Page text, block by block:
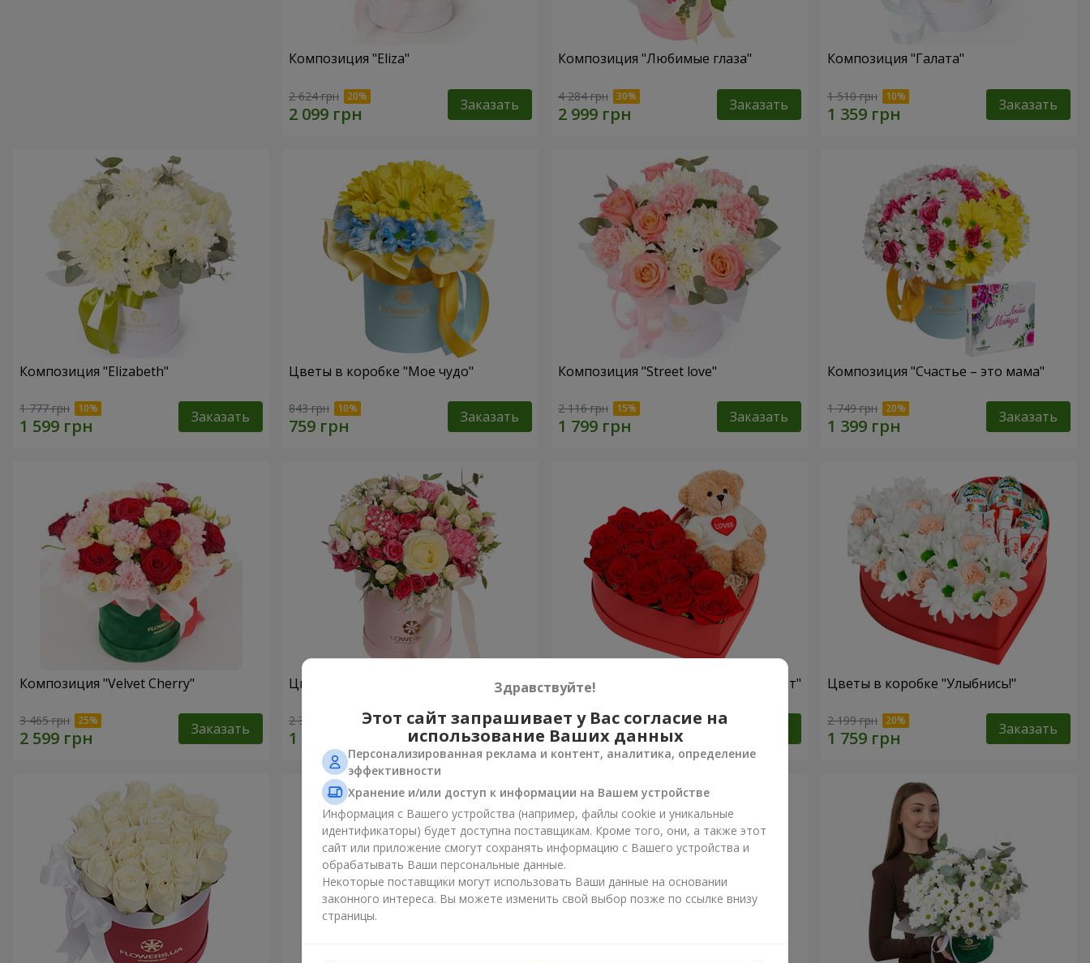
Композиция "Eliza"
2 624 грн Заказать
Композиция "Любимые глаза"
4 284 грн Заказать
Композиция "Галата"
1 510 грн Заказать
Композиция "Elizabeth"
1 777 грн Заказать
Цветы в коробке "Мое чудо"
843 грн Заказать
Композиция "Street love"
2 116 грн Заказать
Композиция "Счастье – это мама"
1 749 грн Заказать
Композиция "Velvet Cherry"
3 465 грн Заказать
Цветы в коробке "Помпадур"
2 374 грн Заказать
Композиция "Трогательный презент"
2 399 грн
Цветы в коробке "Улыбнись!"
2 199 грн Заказать
Здравствуйте!
Этот сайт запрашивает у Вас согласие на
использование Ваших данных
Персонализированная реклама и контент, аналитика, определение
эффективности
Хранение и/или доступ к информации на Вашем устройстве
Информация с Вашего устройства (например, файлы cookie и уникальные
идентификаторы) будет доступна поставщикам. Кроме того, они, а также этот
сайт или приложение смогут сохранять информацию с Вашего устройства и
обрабатывать Ваши персональные данные.
Некоторые поставщики могут использовать Ваши данные на основании
законного интереса. Вы можете изменить свой выбор позже по ссылке внизу
страницы.